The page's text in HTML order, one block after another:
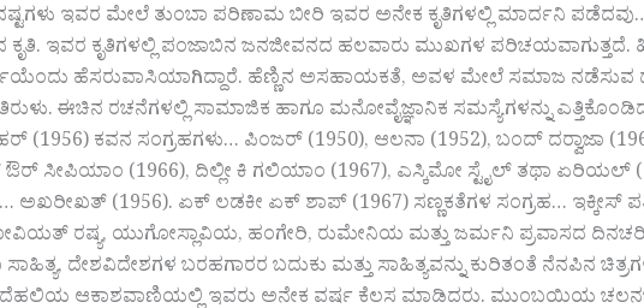
ಇವರ ಮೇಲೆ ತುಂಬಾ ಪರಿಣಾಮ ಬೀರಿ ಇವರ ಅನೇಕ ಕೃತಿಗಳಲ್ಲಿ ಮಾರ್ದನಿ
ಕೃತಿ. ಇವರ ಕೃತಿಗಳಲ್ಲಿ ಪಂಜಾಬಿನ ಜನಜೀವನದ ಹಲವಾರು ಮುಖಗಳ ಪರಿಚಯವಾಗುತ್ತದೆ.
ಹೆಸರುವಾಸಿಯಾಗಿದ್ದಾರೆ. ಹೆಣ್ಣಿನ ಅಸಹಾಯಕತೆ, ಅವಳ ಮೇಲೆ ಸಮಾಜ ನಡೆಸುವ
ಈಚಿನ ರಚನೆಗಳಲ್ಲಿ ಸಾಮಾಜಿಕ ಹಾಗೂ ಮನೋವೈಜ್ಞಾನಿಕ ಸಮಸ್ಯೆಗಳನ್ನು
(1956) ಕವನ ಸಂಗ್ರಹಗಳು… ಪಿಂಜರ್ (1950), ಆಲನಾ (1952), ಬಂದ್ ದರ್‍ವಾಜಾ
ಔರ್ ಸೀಪಿಯಾಂ (1966), ದಿಲ್ಲೀ ಕಿ ಗಲಿಯಾಂ (1967), ಎಸ್ಕಿಮೋ ಸ್ಟೈಲ್ ತಥಾ ಏರಿಯಲ್
ಅಖರೀಖತ್ (1956). ಏಕ್ ಲಡಕೀ ಏಕ್ ಶಾಪ್ (1967) ಸಣ್ಣಕತೆಗಳ ಸಂಗ್ರಹ… ಇಕ್ಕೀಸ್
ರಷ್ಯ, ಯುಗೋಸ್ಲಾವಿಯ, ಹಂಗೇರಿ, ರುಮೇನಿಯ ಮತ್ತು ಜರ್ಮನಿ ಪ್ರವಾಸದ
ದೇಶವಿದೇಶಗಳ ಬರಹಗಾರರ ಬದುಕು ಮತ್ತು ಸಾಹಿತ್ಯವನ್ನು ಕುರಿತಂತೆ ನೆನಪಿನ
ಆಕಾಶವಾಣಿಯಲ್ಲಿ ಇವರು ಅನೇಕ ವರ್ಷ ಕೆಲಸ ಮಾಡಿದರು. ಮುಂಬಯಿಯ ಚಲನಚಿತ್ರ